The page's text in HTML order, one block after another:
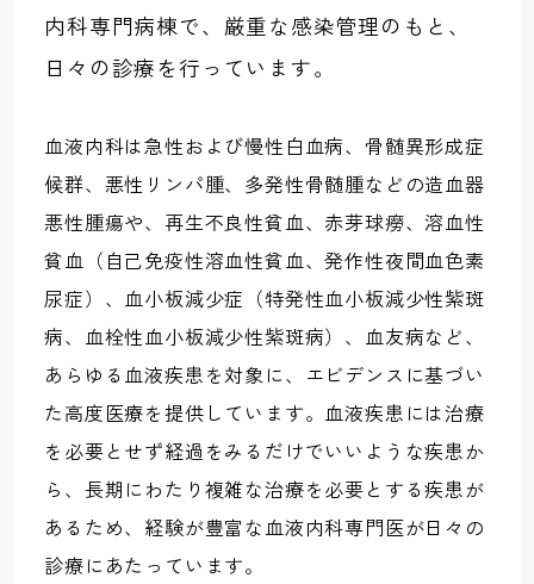
内科専門病棟で、厳重な感染管理のもと、
日々の診療を行っています。
血液内科は急性および慢性白血病、骨髄異形成症
候群、悪性リンパ腫、多発性骨髄腫などの造血器
悪性腫瘍や、再生不良性貧血、赤芽球癆、溶血性
貧血（自己免疫性溶血性貧血、発作性夜間血色素
尿症）、血小板減少症（特発性血小板減少性紫斑
病、血栓性血小板減少性紫斑病）、血友病など、
あらゆる血液疾患を対象に、エビデンスに基づい
た高度医療を提供しています。血液疾患には治療
を必要とせず経過をみるだけでいいような疾患か
ら、長期にわたり複雑な治療を必要とする疾患が
あるため、経験が豊富な血液内科専門医が日々の
診療にあたっています。